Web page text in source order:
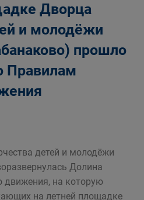
Дворца
и молодёжи
прошло
Правилам
детей и молодёжи
Долина
движения, на которую
на летней площадке